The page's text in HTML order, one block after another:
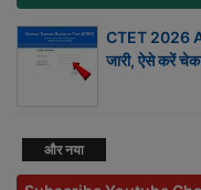
CTET 2026
जारी, ऐसे करें
और नया